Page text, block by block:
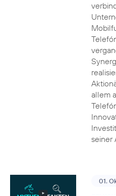
allem
seiner
01.